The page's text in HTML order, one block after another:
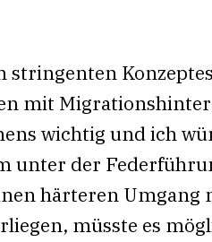
stringenten
mit
wichtig und ich
unter der
härteren
müsste es